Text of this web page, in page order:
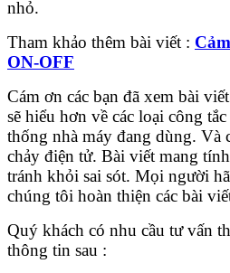
nhỏ.
Tham khảo thêm bài viết :
ON-OFF
Cám ơn các bạn đã xem bài
sẽ hiểu hơn về các loại công
thống nhà máy đang dùng. Và
chảy điện tử. Bài viết mang
tránh khỏi sai sót. Mọi người
chúng tôi hoàn thiện các bài
Quý khách có nhu cầu tư vấn
thông tin sau :